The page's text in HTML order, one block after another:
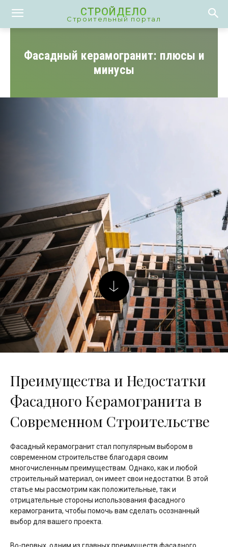
СТРОЙДЕЛО
Строительный портал
Фасадный керамогранит: плюсы и
минусы
Преимущества и Недостатки
Фасадного Керамогранита в
Современном Строительстве
Фасадный керамогранит стал популярным выбором в
современном строительстве благодаря своим
многочисленным преимуществам. Однако, как и любой
строительный материал, он имеет свои недостатки. В этой
статье мы рассмотрим как положительные, так и
отрицательные стороны использования фасадного
керамогранита, чтобы помочь вам сделать осознанный
выбор для вашего проекта.
Во-первых, одним из главных преимуществ фасадного